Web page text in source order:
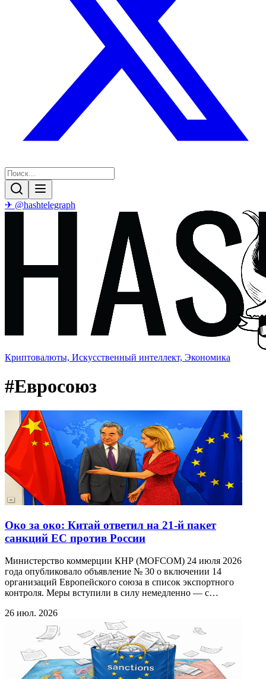
✈ @hashtelegraph
Криптовалюты, Искусственный интеллект, Экономика
#Евросоюз
Око за око: Китай ответил на 21-й пакет
санкций ЕС против России
Министерство коммерции КНР (MOFCOM) 24 июля 2026
года опубликовало объявление № 30 о включении 14
организаций Европейского союза в список экспортного
контроля. Меры вступили в силу немедленно — с…
26 июл. 2026